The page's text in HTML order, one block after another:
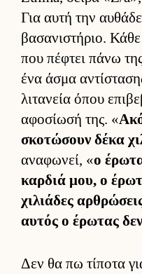
Για αυτή την
βασανιστήριο.
που πέφτει πάνω
ένα άσμα
λιτανεία όπου
αφοσίωσή της. «
σκοτώσουν δέκα
αναφωνεί, «ο
καρ­διά μου, ο
χιλιάδες
αυ­τός ο έρωτας
Δεν θα πω τίποτα